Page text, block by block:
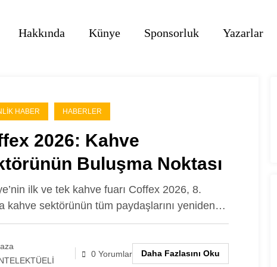
Hakkında Künye Sponsorluk Yazarlar
HABER HABERLER
2026: Kahve
Buluşma Noktası
ilk ve tek kahve fuarı Coffex 2026, 8.
kahve sektörünün tüm paydaşlarını yeniden…
0 Yorumlar Daha Fazlasını Oku